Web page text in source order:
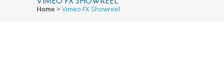
Home > Vimeo FX Showreel